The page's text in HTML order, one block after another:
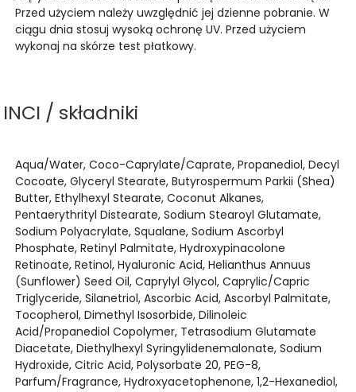
Przed użyciem należy uwzględnić jej dzienne pobranie. W
ciągu dnia stosuj wysoką ochronę UV. Przed użyciem
wykonaj na skórze test płatkowy.
INCI / składniki
Aqua/Water, Coco-Caprylate/Caprate, Propanediol, Decyl
Cocoate, Glyceryl Stearate, Butyrospermum Parkii (Shea)
Butter, Ethylhexyl Stearate, Coconut Alkanes,
Pentaerythrityl Distearate, Sodium Stearoyl Glutamate,
Sodium Polyacrylate, Squalane, Sodium Ascorbyl
Phosphate, Retinyl Palmitate, Hydroxypinacolone
Retinoate, Retinol, Hyaluronic Acid, Helianthus Annuus
(Sunflower) Seed Oil, Caprylyl Glycol, Caprylic/Capric
Triglyceride, Silanetriol, Ascorbic Acid, Ascorbyl Palmitate,
Tocopherol, Dimethyl Isosorbide, Dilinoleic
Acid/Propanediol Copolymer, Tetrasodium Glutamate
Diacetate, Diethylhexyl Syringylidenemalonate, Sodium
Hydroxide, Citric Acid, Polysorbate 20, PEG-8,
Parfum/Fragrance, Hydroxyacetophenone, 1,2-Hexanediol,